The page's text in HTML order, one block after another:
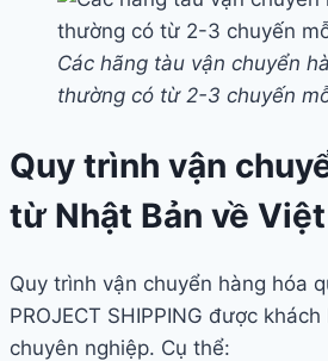
Các hãng tàu vận chuyển
thường có từ 2-3 chuyến
Quy trình vận
từ Nhật Bản về
Quy trình vận chuyển hàng hóa
PROJECT SHIPPING được
chuyên nghiệp. Cụ thể: